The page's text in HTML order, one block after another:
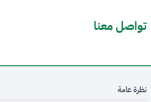
تواصل معنا
نظرة عامة